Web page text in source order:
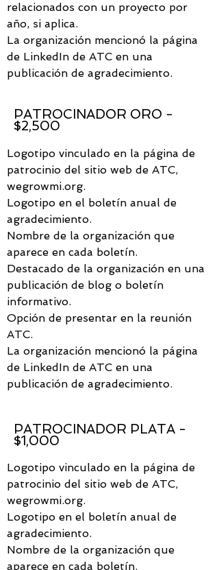
relacionados con un proyecto por
año, si aplica.
La organización mencionó la página
de LinkedIn de ATC en una
publicación de agradecimiento.
PATROCINADOR ORO -
$2,500
Logotipo vinculado en la página de
patrocinio del sitio web de ATC,
wegrowmi.org.
Logotipo en el boletín anual de
agradecimiento.
Nombre de la organización que
aparece en cada boletín.
Destacado de la organización en una
publicación de blog o boletín
informativo.
Opción de presentar en la reunión
ATC.
La organización mencionó la página
de LinkedIn de ATC en una
publicación de agradecimiento.
PATROCINADOR PLATA -
$1,000
Logotipo vinculado en la página de
patrocinio del sitio web de ATC,
wegrowmi.org.
Logotipo en el boletín anual de
agradecimiento.
Nombre de la organización que
aparece en cada boletín.